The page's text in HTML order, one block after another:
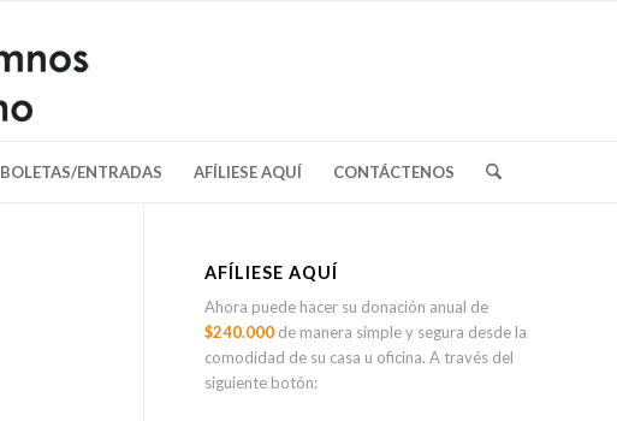
BOLETAS/ENTRADAS AFÍLIESE AQUÍ CONTÁCTENOS
AFÍLIESE AQUÍ
Ahora puede hacer su donación anual de
$240.000 de manera simple y segura desde la
comodidad de su casa u oficina. A través del
siguiente botón: